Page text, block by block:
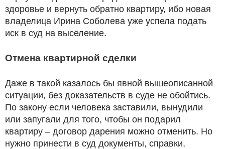
здоровье и вернуть обратно квартиру, ибо новая
владелица Ирина Соболева уже успела подать
иск в суд на выселение.
Отмена квартирной сделки
Даже в такой казалось бы явной вышеописанной
ситуации, без доказательств в суде не обойтись.
По закону если человека заставили, вынудили
или запугали для того, чтобы он подарил
квартиру – договор дарения можно отменить. Но
нужно принести в суд документы, справки,